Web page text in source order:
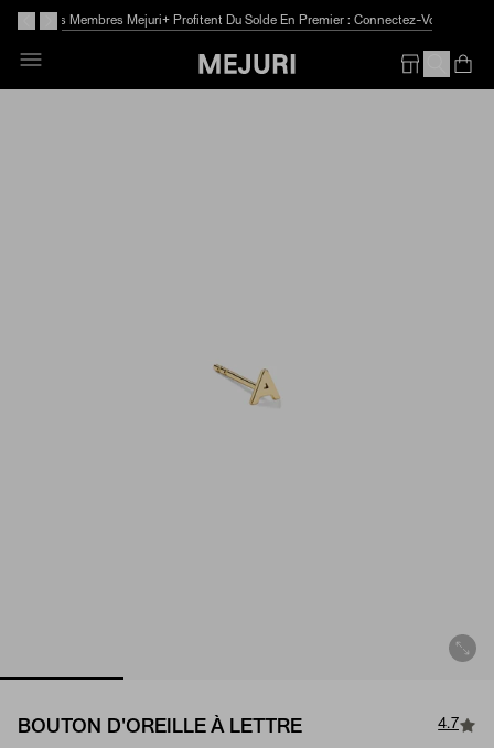
Les Membres Mejuri+ Profitent Du Solde En Premier : Connectez-Vous
Skip
BOUTON D'OREILLE À LETTRE 4.7